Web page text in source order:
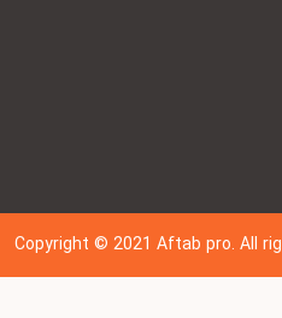
Copyright © 202 1Aftab pro. All